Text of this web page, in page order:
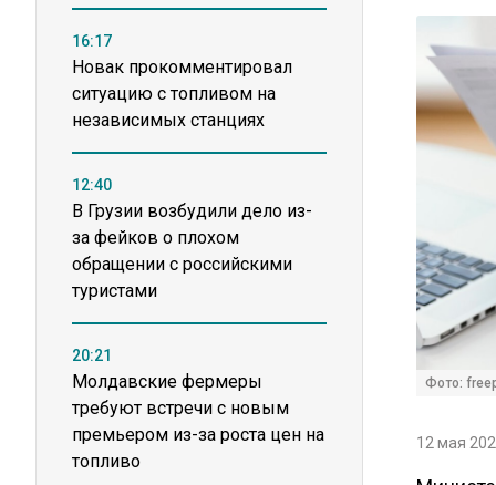
16:17
Новак прокомментировал
ситуацию с топливом на
независимых станциях
12:40
В Грузии возбудили дело из-
за фейков о плохом
обращении с российскими
туристами
20:21
Молдавские фермеры
требуют встречи с новым
премьером из-за роста цен на
топливо
Фото:
12 мая